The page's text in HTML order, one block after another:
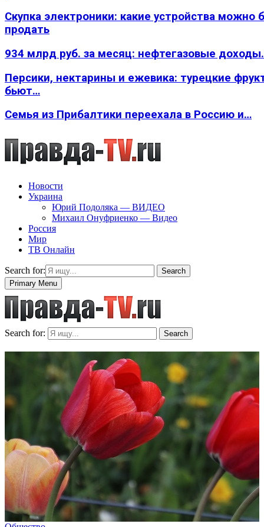
Скупка электроники: какие устройства можно
продать
934 млрд руб. за месяц: нефтегазовые
Персики, нектарины и ежевика: турецкие
бьют…
Семья из Прибалтики переехала в Россию и…
Новости
Украина
Юрий Подоляка — ВИДЕО
Михаил Онуфриенко — Видео
Россия
Мир
ТВ Онлайн
Search for:
Search
Primary Menu
Search for: Search